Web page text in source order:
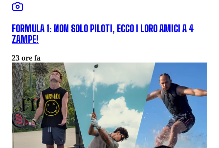
FORMULA 1: NON SOLO PILOTI, ECCO I LORO AMICI A 4
ZAMPE!
23 ore fa